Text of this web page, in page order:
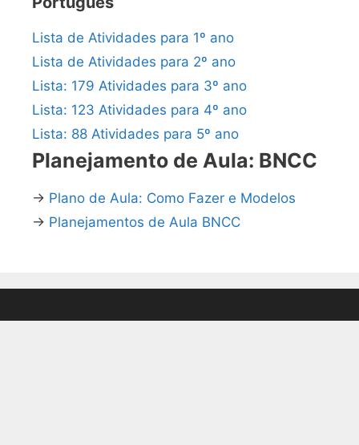
Lista de Atividades para 1º ano
Lista de Atividades para 2º ano
Lista: 179 Atividades para 3º ano
Lista: 123 Atividades para 4º ano
Lista: 88 Atividades para 5º ano
Planejamento de Aula: BNCC
→ Plano de Aula: Como Fazer e Modelos
→ Planejamentos de Aula BNCC